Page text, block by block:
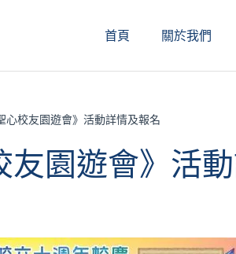
首頁 關於我們
心校友園遊會》活動詳情及報名
友園遊會》活